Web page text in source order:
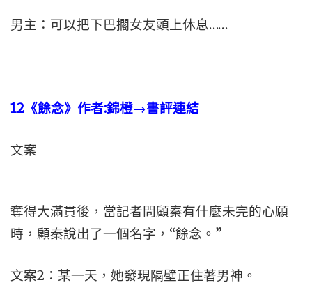
男主：可以把下巴擱女友頭上休息……
12 《餘念》作者:錦橙→書評連結
文案
奪得大滿貫後，當記者問顧秦有什麼未完的心願
時，顧秦說出了一個名字，“餘念。”
文案2：某一天，她發現隔壁正住著男神。